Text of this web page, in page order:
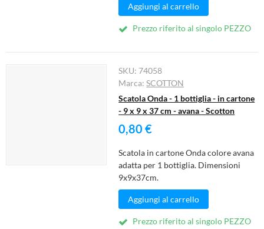
Aggiungi al carrello
Prezzo riferito al singolo PEZZO
SKU: 74058
Marca:SCOTTON
Scatola Onda - 1 bottiglia - in cartone
- 9 x 9 x 37 cm - avana - Scotton
0,80 €
Scatola in cartone Onda colore avana
adatta per 1 bottiglia. Dimensioni
9x9x37cm.
Aggiungi al carrello
Prezzo riferito al singolo PEZZO